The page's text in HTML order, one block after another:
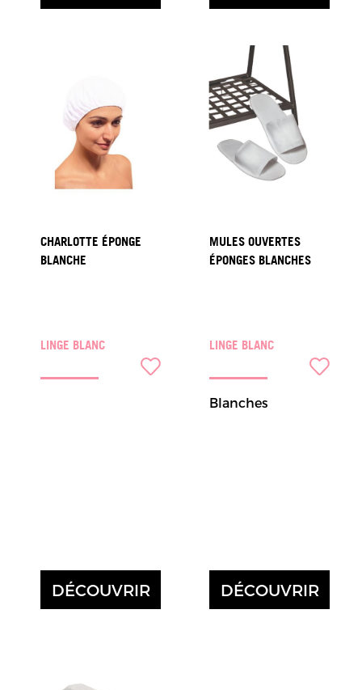
CHARLOTTE ÉPONGE
BLANCHE
LINGE BLANC
DÉCOUVRIR
MULES OUVERTES
ÉPONGES BLANCHES
LINGE BLANC
Blanches
DÉCOUVRIR